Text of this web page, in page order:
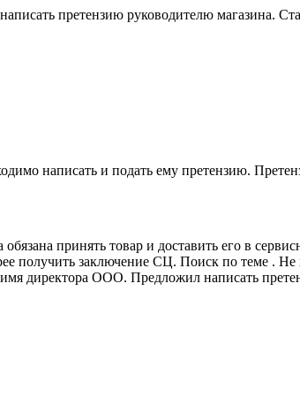
претензию руководителю магазина.
написать и подать ему претензию.
принять товар и доставить его в
получить заключение СЦ. Поиск по теме .
директора ООО. Предложил написать